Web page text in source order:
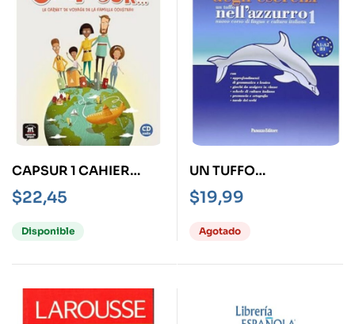
CAPSUR 1 CAHIER
D’ACTIVITES + CD
$22,45
Disponible
UN TUFFO
NELL▒AZZURRO 1
QUADERNO DEGLI
ESERCIZI
$19,99
Agotado